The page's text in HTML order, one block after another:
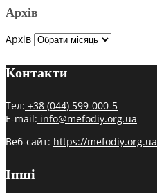
Архів
Архів
Контакти
Тел: +38 (044) 599-000-5
E-mail: info@mefodiy.org.ua
Веб-сайт: https://mefodiy.org.ua
Інші